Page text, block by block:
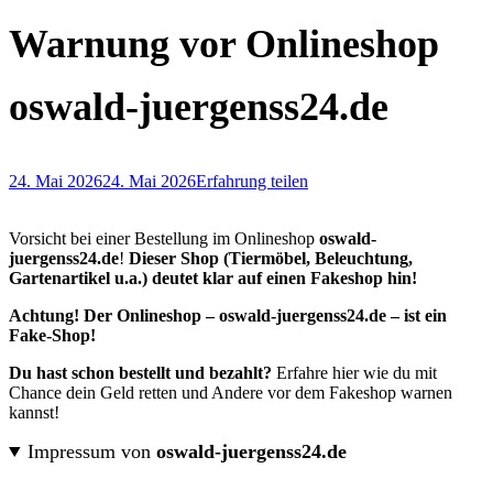
Warnung vor Onlineshop
oswald-juergenss24.de
24. Mai 202624. Mai 2026Erfahrung teilen
Vorsicht bei einer Bestellung im Onlineshop oswald-
juergenss24.de! Dieser Shop (Tiermöbel, Beleuchtung,
Gartenartikel u.a.) deutet klar auf einen Fakeshop hin!
Achtung! Der Onlineshop – oswald-juergenss24.de – ist ein
Fake-Shop!
Du hast schon bestellt und bezahlt? Erfahre hier wie du mit
Chance dein Geld retten und Andere vor dem Fakeshop warnen
kannst!
Impressum von oswald-juergenss24.de